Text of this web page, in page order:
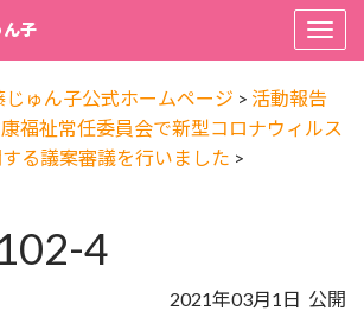
ん子
ゅん子公式ホームページ > 活動報告
福祉常任委員会で新型コロナウィルス
る議案審議を行いました >
4
2021年03月1日 公開